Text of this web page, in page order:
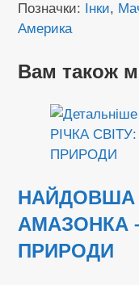
Позначки: Інки,
Америка
Вам також
НАЙДОВША
АМАЗОНКА
ПРИРОДИ